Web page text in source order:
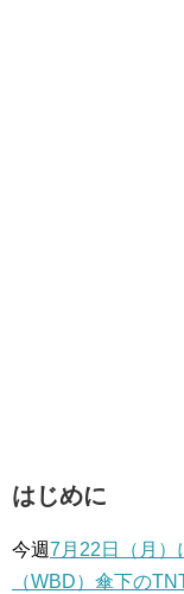
はじめに
今週7月22日（月）
（WBD）傘下の